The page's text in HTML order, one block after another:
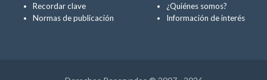
Recordar clave
Normas de publicación
¿Quiénes somos?
Información de interés